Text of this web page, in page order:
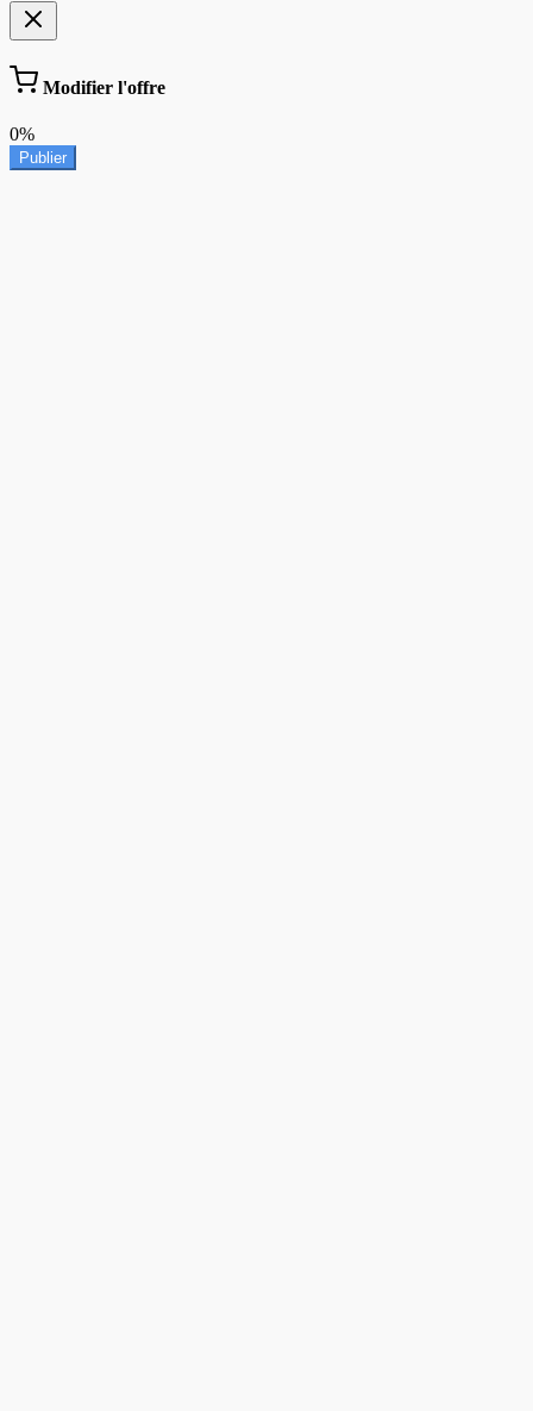
Modifier l'offre
0%
Publier